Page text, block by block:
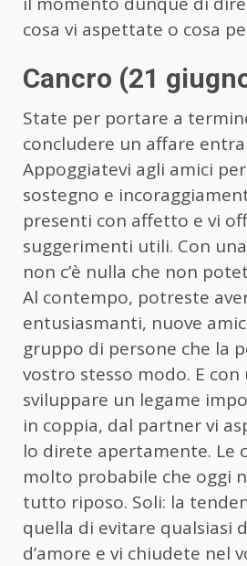
cosa vi aspettate o cosa
Cancro (21
State per portare a
concludere un affare
Appoggiatevi agli amici
sostegno e
presenti con affetto e vi
suggerimenti utili. Con
non c’è nulla che non
Al contempo, potreste
entusiasmanti, nuove
gruppo di persone che la
vostro stesso modo. E
sviluppare un legame
in coppia, dal partner vi
lo direte apertamente. Le
molto probabile che oggi
tutto riposo. Soli: la
quella di evitare qualsiasi
d’amore e vi chiudete nel